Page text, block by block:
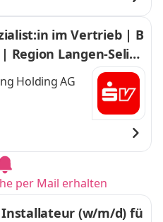
im Vertrieb | B
Langen-Selige
Holding AG
per Mail erhalten
(w/m/d) fü